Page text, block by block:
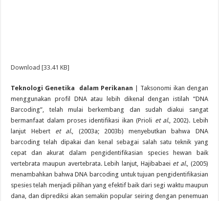
Download [33.41 KB]
Teknologi Genetika dalam Perikanan | Taksonomi ikan dengan
menggunakan profil DNA atau lebih dikenal dengan istilah “DNA
Barcoding”, telah mulai berkembang dan sudah diakui sangat
bermanfaat dalam proses identifikasi ikan (Prioli et al., 2002). Lebih
lanjut Hebert et al., (2003a; 2003b) menyebutkan bahwa DNA
barcoding telah dipakai dan kenal sebagai salah satu teknik yang
cepat dan akurat dalam pengidentifikasian species hewan baik
vertebrata maupun avertebrata. Lebih lanjut, Hajibabaei et al., (2005)
menambahkan bahwa DNA barcoding untuk tujuan pengidentifikasian
spesies telah menjadi pilihan yang efektif baik dari segi waktu maupun
dana, dan diprediksi akan semakin popular seiring dengan penemuan